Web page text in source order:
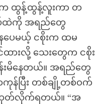
းက ထွန့်ထွန့်လူးကာ တ
ပ်ထဲကို အရည်တွေ
ပေမယ့် ငစိုးက ထမ
ားလို့ သေးတွေက ငစိုး
ပန်းမိနေတယ်။ အရည်တွေ
ာကုန်ပြီး တစ်ချို့တစ်ဝက်
ထုတ်လိုက်ရတယ်။ “အ